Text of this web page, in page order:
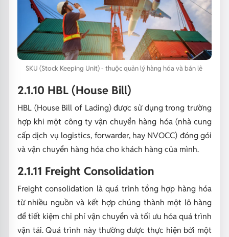
SKU (Stock Keeping Unit) - thuộc quản lý hàng hóa và bán lẻ
2.1.10 HBL (House Bill)
HBL (House Bill of Lading) được sử dụng trong trường
hợp khi một công ty vận chuyển hàng hóa (nhà cung
cấp dịch vụ logistics, forwarder, hay NVOCC) đóng gói
và vận chuyển hàng hóa cho khách hàng của mình.
2.1.11 Freight Consolidation
Freight consolidation là quá trình tổng hợp hàng hóa
từ nhiều nguồn và kết hợp chúng thành một lô hàng
để tiết kiệm chi phí vận chuyển và tối ưu hóa quá trình
vận tải. Quá trình này thường được thực hiện bởi một